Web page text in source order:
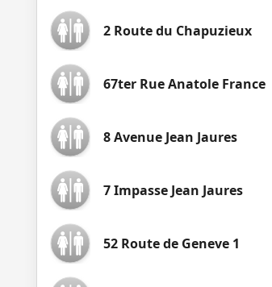
2 Route du Chapuzieux
67ter Rue Anatole France
8 Avenue Jean Jaures
7 Impasse Jean Jaures
52 Route de Geneve 1